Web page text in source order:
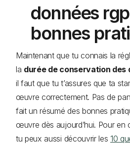
données
bonnes
Maintenant que tu connais la
la durée de conservation des
il faut que tu t’assures que ta
œuvre correctement. Pas de
fait un résumé des bonnes
œuvre dès aujourd’hui. Pour en
tu peux aussi découvrir les10